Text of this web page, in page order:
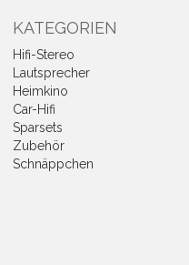
KATEGORIEN
Hifi-Stereo
Lautsprecher
Heimkino
Car-Hifi
Sparsets
Zubehör
Schnäppchen